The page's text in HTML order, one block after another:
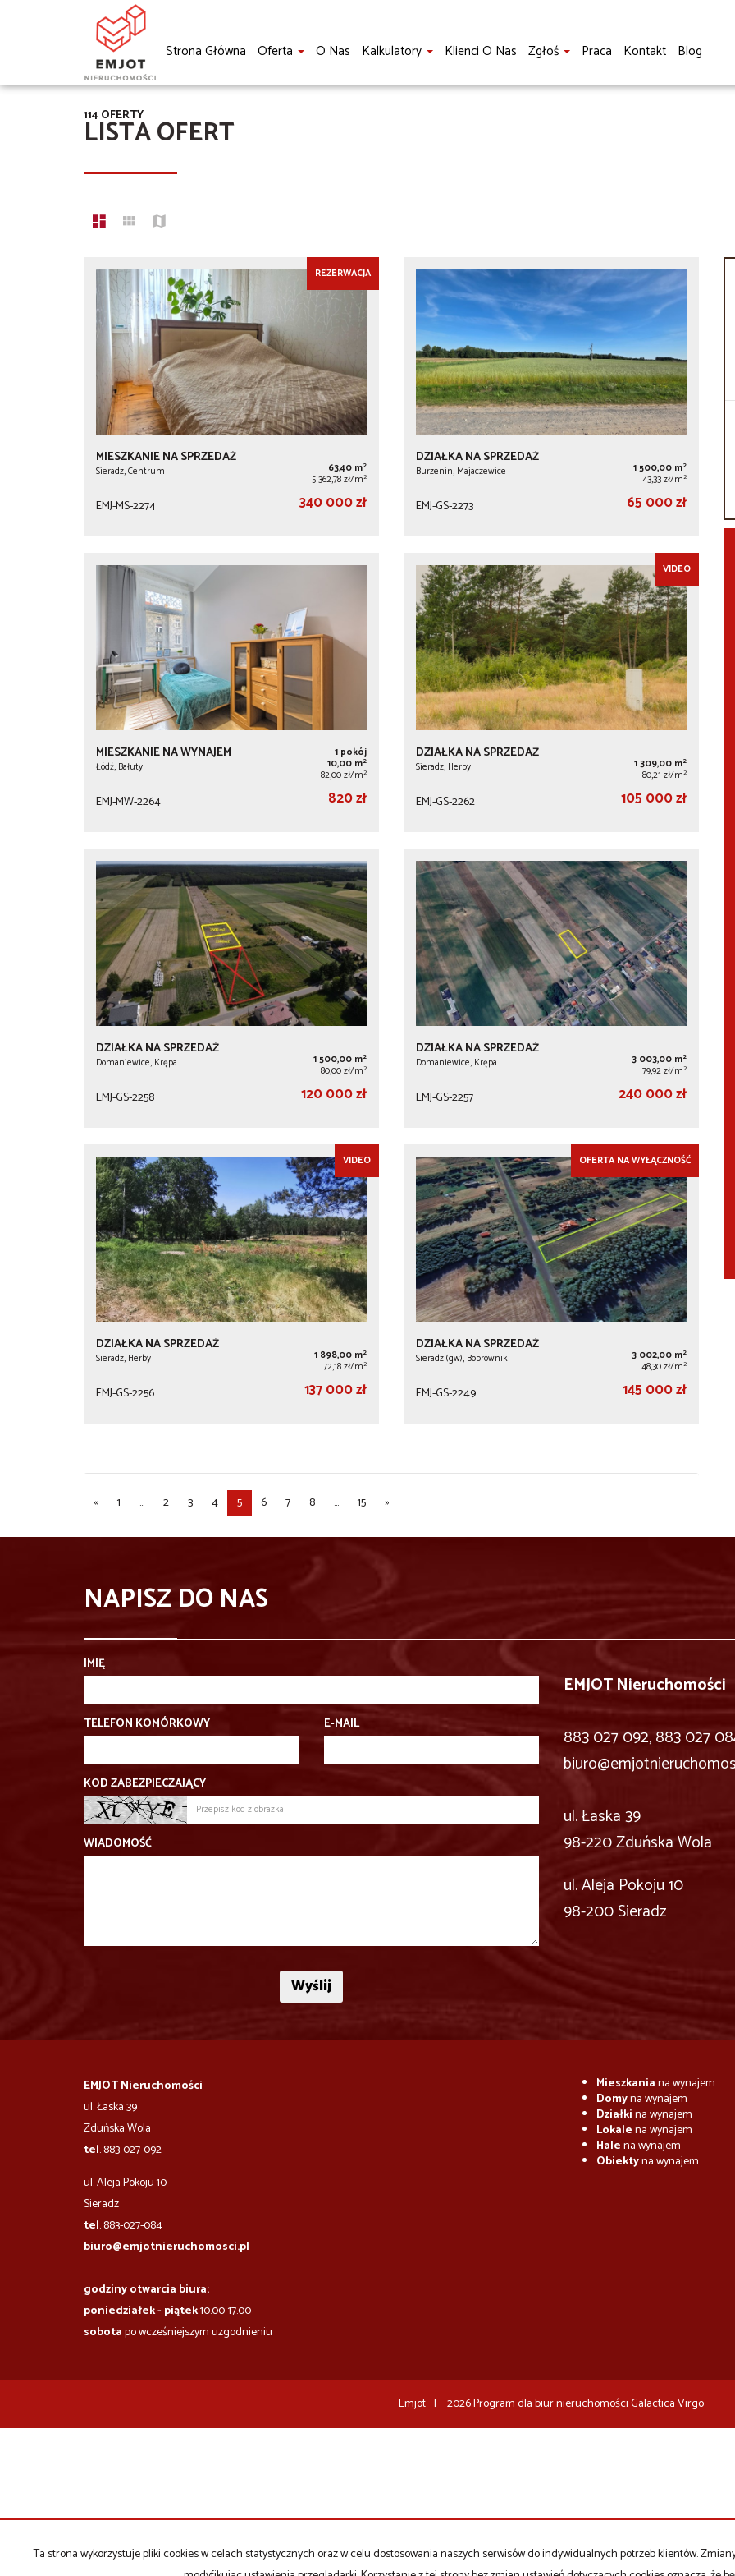
Strona Główna Oferta O Nas Kalkulatory Klienci O Nas Zgłoś Praca Kontakt Blog
LISTA OFERT
114 OFERTY
REZERWACJA
MIESZKANIE NA SPRZEDAŻ
Sieradz, Centrum 63,40 m2
5 362,78 zł/m2
EMJ-MS-2274 340 000 zł
DZIAŁKA NA SPRZEDAŻ
Burzenin, Majaczewice 1 500,00 m2
43,33 zł/m2
EMJ-GS-2273 65 000 zł
MIESZKANIE NA WYNAJEM
Łódź, Bałuty
1 pokój
10,00 m2
82,00 zł/m2
EMJ-MW-2264 820 zł
VIDEO
DZIAŁKA NA SPRZEDAŻ
Sieradz, Herby 1 309,00 m2
80,21 zł/m2
EMJ-GS-2262 105 000 zł
DZIAŁKA NA SPRZEDAŻ
Domaniewice, Krępa 1 500,00 m2
80,00 zł/m2
EMJ-GS-2258 120 000 zł
DZIAŁKA NA SPRZEDAŻ
Domaniewice, Krępa 3 003,00 m2
79,92 zł/m2
EMJ-GS-2257 240 000 zł
VIDEO
DZIAŁKA NA SPRZEDAŻ
Sieradz, Herby 1 898,00 m2
72,18 zł/m2
EMJ-GS-2256 137 000 zł
OFERTA NA WYŁĄCZNOŚĆ
DZIAŁKA NA SPRZEDAŻ
Sieradz (gw), Bobrowniki 3 002,00 m2
48,30 zł/m2
EMJ-GS-2249 145 000 zł
« 1 ... 2 3 4 5 6 7 8 ... 15 »
NAPISZ DO NAS
IMIĘ
TELEFON KOMÓRKOWY E-MAIL
KOD ZABEZPIECZAJĄCY
WIADOMOŚĆ
EMJOT Nieruchomości
883 027 092, 883 027
ul. Łaska 39
98-220 Zduńska Wola
ul. Aleja Pokoju 10
98-200 Sieradz
EMJOT Nieruchomości
ul. Łaska 39
Zduńska Wola
tel. 883-027-092
ul. Aleja Pokoju 10
​​​​​Sieradz
tel. 883-027-084
biuro@emjotnieruchomosci.pl
godziny otwarcia biura:
poniedziałek - piątek10.00-17.00
sobotapo wcześniejszym uzgodnieniu
Mieszkaniana wynajem
Domyna wynajem
Działkina wynajem
Lokalena wynajem
Halena wynajem
Obiektyna wynajem
Emjot 2026Program dla biur nieruchomościGalactica Virgo
Ta strona wykorzystuje pliki cookies w celach statystycznych oraz w celu dostosowania naszych serwisów do indywidualnych potrzeb klientów.